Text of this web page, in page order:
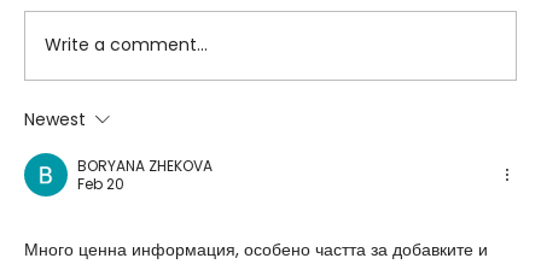
Подкрепа за здрав имунитет на вашите
деца с Коластра Колактив 3 на
AquaSource
Write a comment...
Newest
BORYANA ZHEKOVA
Feb 20
Много ценна информация, особено частта за добавките и